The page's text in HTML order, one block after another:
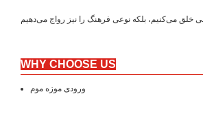
WHY CHOOSE US
ورودی موزه موم